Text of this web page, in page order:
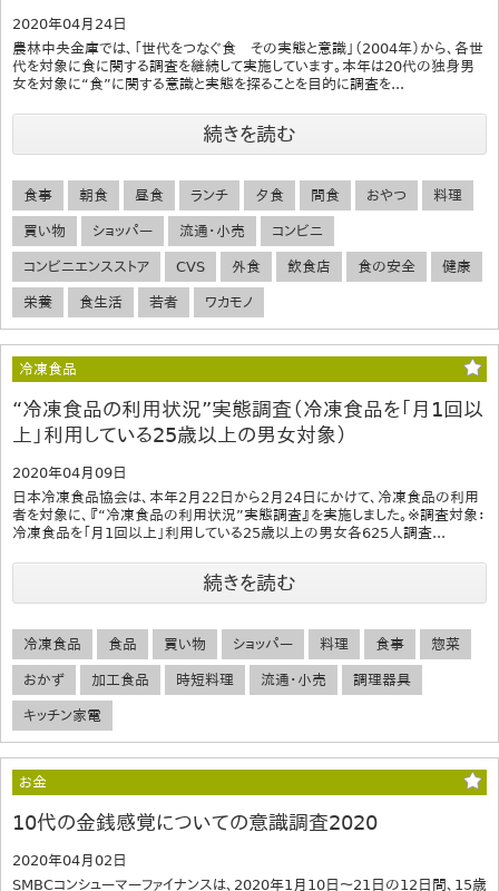
2020年04月24日
農林中央金庫では、「世代をつなぐ食 その実態と意識」（2004年）から、各世
代を対象に食に関する調査を継続して実施しています。本年は20代の独身男
女を対象に“食”に関する意識と実態を探ることを目的に調査を...
続きを読む
食事 朝食 昼食 ランチ 夕食 間食 おやつ 料理
買い物 ショッパー 流通・小売 コンビニ
コンビニエンスストア CVS 外食 飲食店 食の安全 健康
栄養 食生活 若者 ワカモノ
冷凍食品
“冷凍食品の利用状況”実態調査（冷凍食品を「月1回以
上」利用している25歳以上の男女対象）
2020年04月09日
日本冷凍食品協会は、本年2月22日から2月24日にかけて、冷凍食品の利用
者を対象に、『“冷凍食品の利用状況”実態調査』を実施しました。※調査対象：
冷凍食品を「月1回以上」利用している25歳以上の男女各625人調査...
続きを読む
冷凍食品 食品 買い物 ショッパー 料理 食事 惣菜
おかず 加工食品 時短料理 流通・小売 調理器具
キッチン家電
お金
10代の金銭感覚についての意識調査2020
2020年04月02日
SMBCコンシューマーファイナンスは、2020年1月10日～21日の12日間、15歳